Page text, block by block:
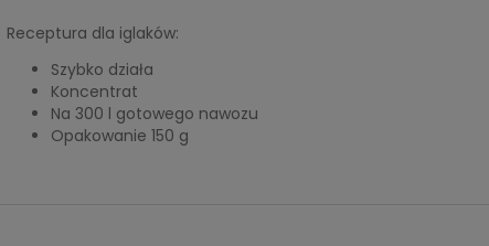
Receptura dla iglaków:
Szybko działa
Koncentrat
Na 300 l gotowego nawozu
Opakowanie 150 g